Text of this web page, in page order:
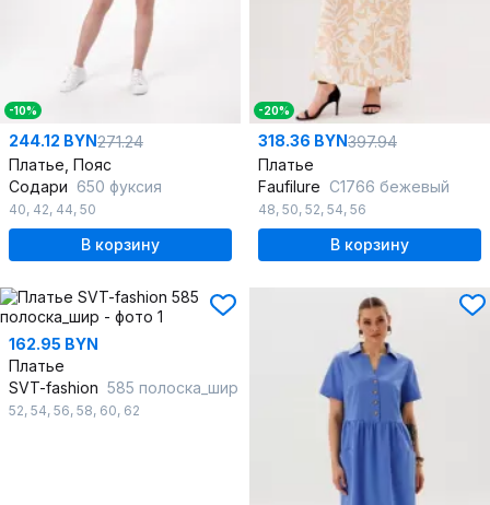
-10%
244.12 BYN271.24
Платье, Пояс
Содари 650 фуксия
40, 42, 44, 50
В корзину
-20%
318.36 BYN397.94
Платье
Faufilure C1766 бежевый
48, 50, 52, 54, 56
В корзину
162.95 BYN
Платье
SVT-fashion 585 полоска_шир
52, 54, 56, 58, 60, 62